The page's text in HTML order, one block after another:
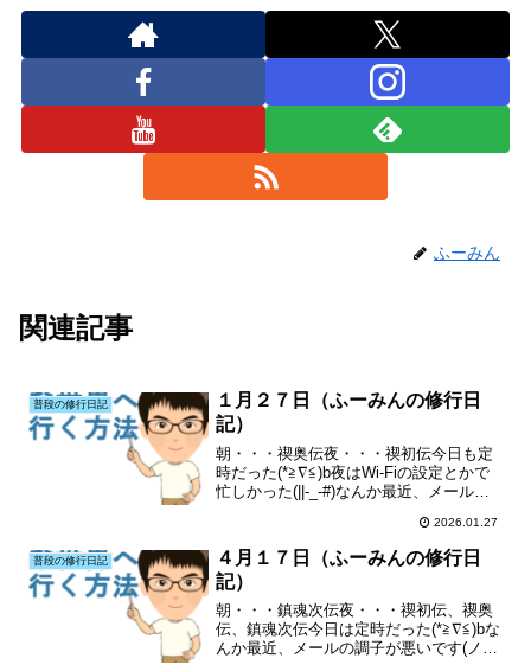
ふーみん
関連記事
普段の修行日記
１月２７日（ふーみんの修行日
記）
朝・・・禊奥伝夜・・・禊初伝今日も定
時だった(*≧∇≦)b夜はWi-Fiの設定とかで
忙しかった(||-_-#)なんか最近、メールの
ていなかったり、メールが届かなかった
り(T^T)大阪支部のブログも宜...
2026.01.27
普段の修行日記
４月１７日（ふーみんの修行日
記）
朝・・・鎮魂次伝夜・・・禊初伝、禊奥
伝、鎮魂次伝今日は定時だった(*≧∇≦)bな
んか最近、メールの調子が悪いです(ノ